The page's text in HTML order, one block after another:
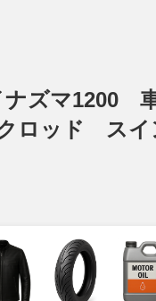
ナズマ
ロッド スイ